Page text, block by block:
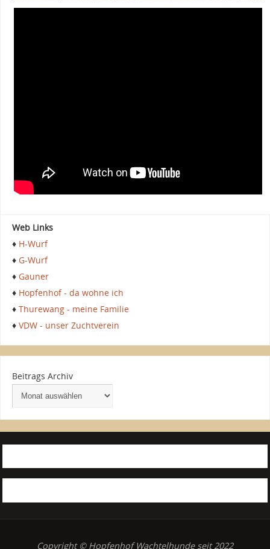
Suchen
Im Wald
Web Links
♦ H-Wurf
♦ G-Wurf
♦ Gauner
♦ Hopfenhof - da wohne ich
♦ Thurewang - meine Familie
♦ VDW - unser Zuchtverein
Beitrags Archiv
Copyright © Hopfenhof Wachtelhunde seit 2022